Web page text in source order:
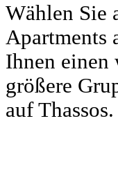
Wählen Sie
Apartments
Ihnen einen
größere
auf Thassos.